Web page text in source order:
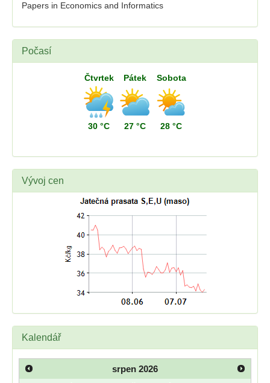
Papers in Economics and Informatics
Počasí
Čtvrtek
30 °C
Pátek
27 °C
Sobota
28 °C
Vývoj cen
Kalendář
srpen 2026